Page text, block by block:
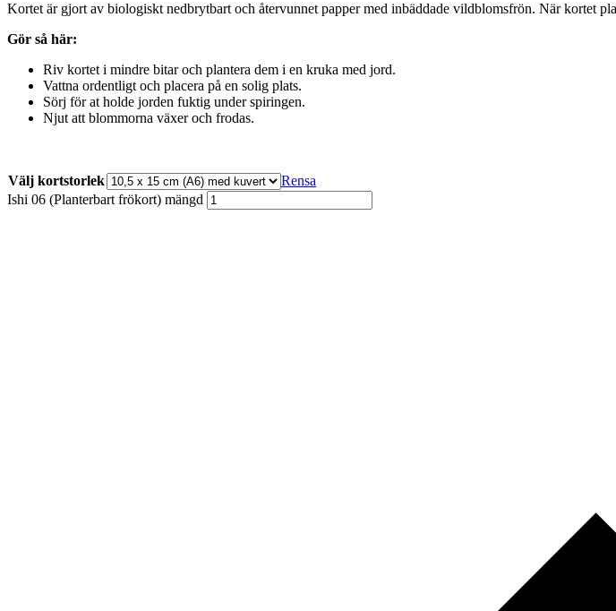
Kortet är gjort av biologiskt nedbrytbart och återvunnet papper med inbäddade vildblomsfrön. När kortet
Gör så här:
Riv kortet i mindre bitar och plantera dem i en kruka med jord.
Vattna ordentligt och placera på en solig plats.
Sörj för at holde jorden fuktig under spiringen.
Njut att blommorna växer och frodas.
Välj kortstorlek
Rensa
Ishi 06 (Planterbart frökort) mängd